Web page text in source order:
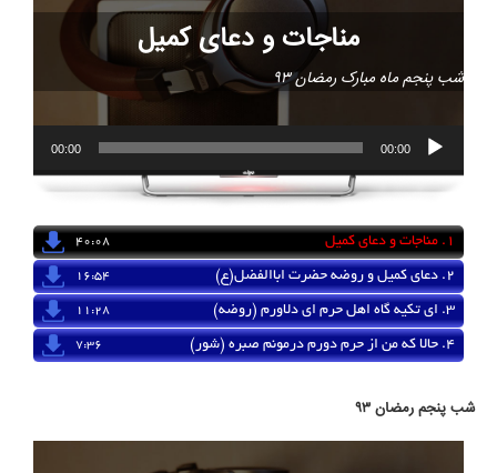
مناجات و دعای کمیل
شب پنجم ماه مبارک رمضان 93
00:00
00:00
1. مناجات و دعای کمیل 40:08
2. دعای کمیل و روضه حضرت اباالفضل(ع) 16:54
3. ای تکیه گاه اهل حرم ای دلاورم (روضه) 11:28
4. حالا که من از حرم دورم درمونم صبره (شور) 7:36
شب پنجم رمضان 93